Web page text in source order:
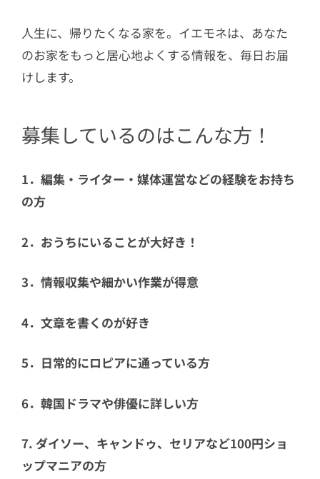
人生に、帰りたくなる家を。イエモネは、あなた
のお家をもっと居心地よくする情報を、毎日お届
けします。
募集しているのはこんな方！
1．編集・ライター・媒体運営などの経験をお持ち
の方
2．おうちにいることが大好き！
3．情報収集や細かい作業が得意
4．文章を書くのが好き
5．日常的にロピアに通っている方
6．韓国ドラマや俳優に詳しい方
7. ダイソー、キャンドゥ、セリアなど100円ショ
ップマニアの方